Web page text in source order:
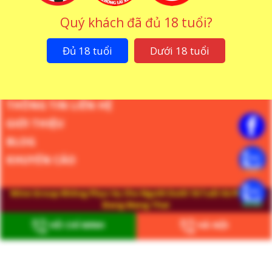
Quý khách đã đủ 18 tuổi?
Đủ 18 tuổi Dưới 18 tuổi
Ly Rượu Vang Riedel
Extreme Pinot Noir –
Nebbiolo
350.000₫
THÔNG TIN LIÊN HỆ
GIỚI THIỆU
BLOG
KHUYẾN CÁO
Wine Group Không Phục Vụ Cho Người Dưới 18 Tuổi Và Phụ Nữ
Đang Mang Thai
Website Đang Trong Thời Gian Hoàn Thiện
Website Giới Thiệu Sản Phẩm
HỒ CHÍ MINH HÀ NỘI